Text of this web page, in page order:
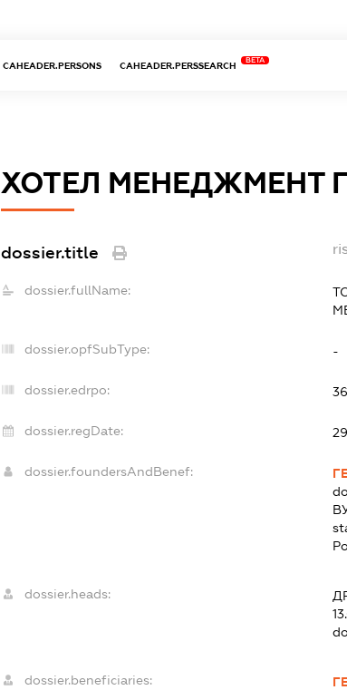
CAHEADER.PERSONS CAHEADER.PERSSEARCH
BETA
ХОТЕЛ МЕНЕДЖМЕНТ
dossier.title
dossier.fullName:
dossier.opfSubType: -
dossier.edrpo:
dossier.regDate:
dossier.foundersAndBenef:
dossier.heads:
dossier.beneficiaries: